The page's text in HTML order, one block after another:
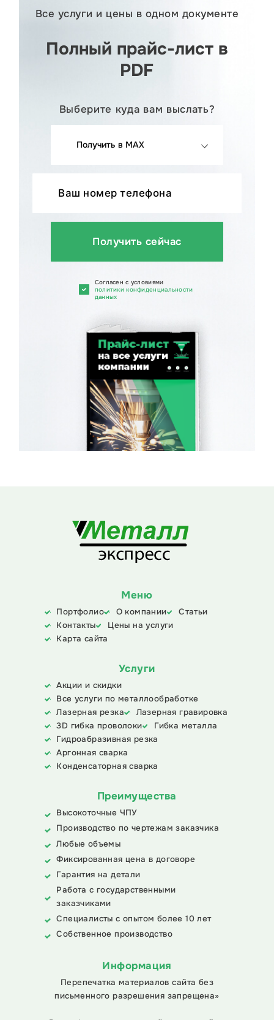
Все услуги и цены в одном документе
Полный прайс-лист в
PDF
Выберите куда вам выслать?
Получить в MAX
Получить сейчас
Cогласен с условиями
политики конфиденциальности
данных
Меню
Портфолио О компании
Статьи
Контакты
Цены на услуги
Карта сайта
Услуги
Акции и скидки
Все услуги по металлообработке
Лазерная резка
Лазерная гравировка
3D гибка проволоки
Гибка металла
Гидроабразивная резка
Аргонная сварка
Конденсаторная сварка
Преимущества
Высокоточные ЧПУ
Производство по чертежам заказчика
Любые объемы
Фиксированная цена в договоре
Гарантия на детали
Работа с государственными
заказчиками
Специалисты с опытом более 10 лет
Собственное производство
Информация
Перепечатка материалов сайта без
письменного разрешения запрещена»